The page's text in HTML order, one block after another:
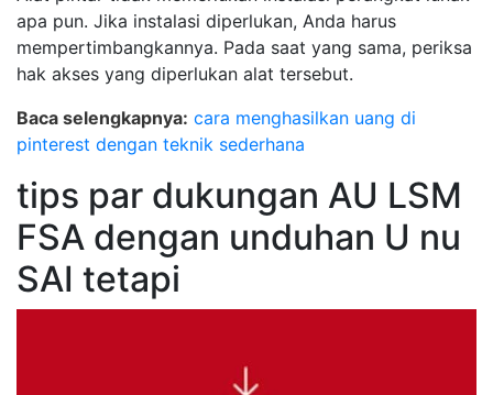
apa pun. Jika instalasi diperlukan, Anda harus
mempertimbangkannya. Pada saat yang sama, periksa
hak akses yang diperlukan alat tersebut.
Baca selengkapnya: cara menghasilkan uang di
pinterest dengan teknik sederhana
tips par dukungan AU LSM
FSA dengan unduhan U nu
SAI tetapi